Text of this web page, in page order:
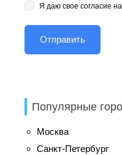
Я даю свое согласие
Популярные
Москва
Санкт-Петербург